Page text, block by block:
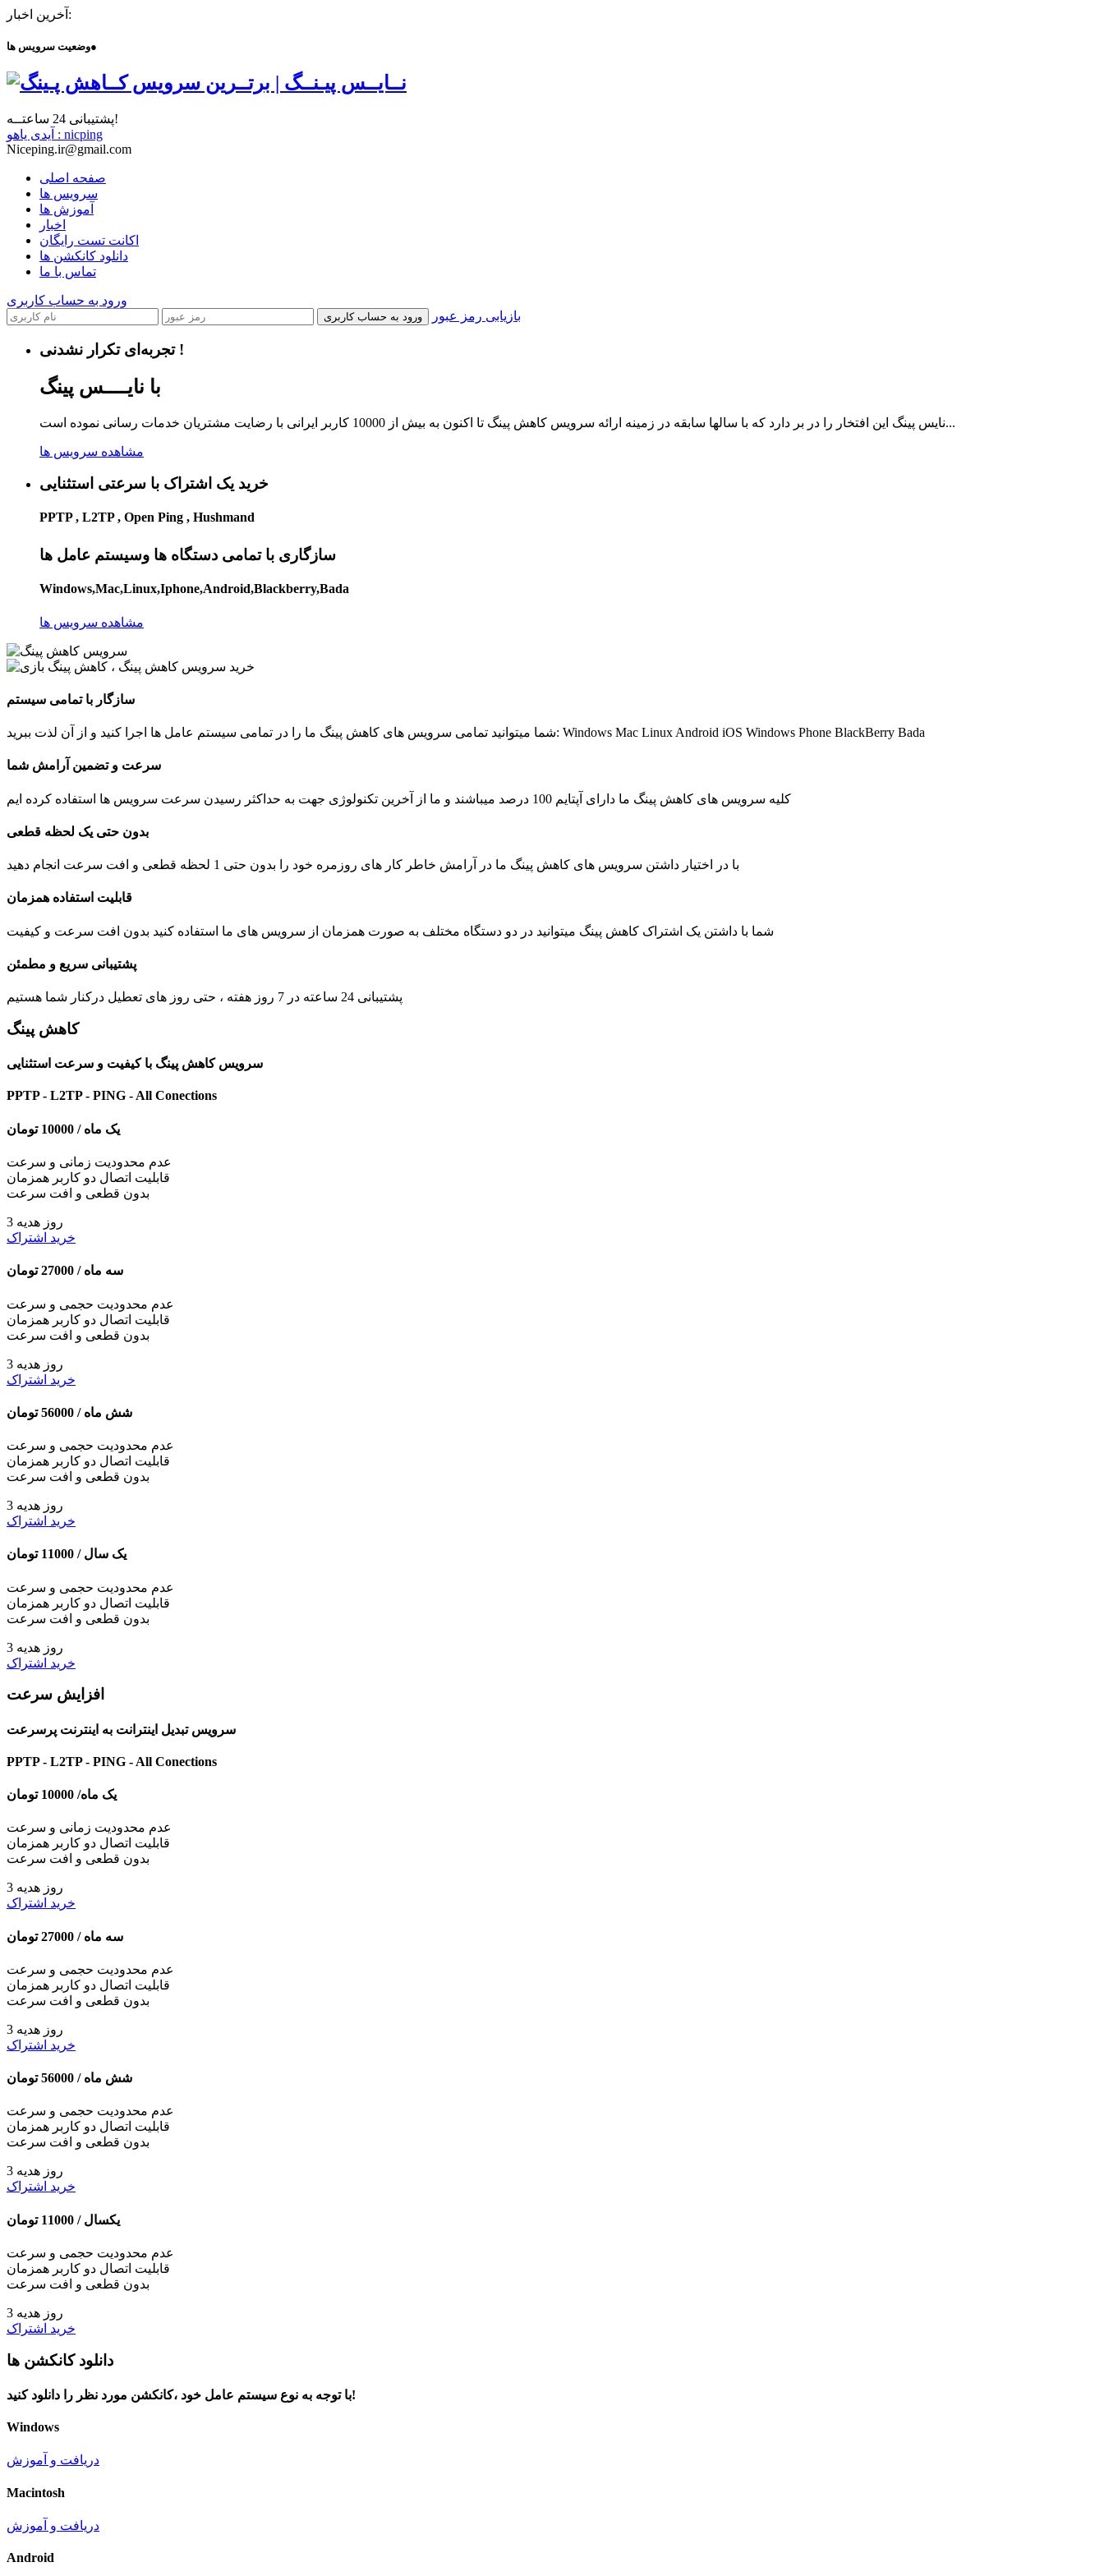
آخرین اخبار:
وضعیت سرویس ها●
پشتیبانی 24 ساعتــه!
آیدی یاهو : nicping
Niceping.ir@gmail.com
صفحه اصلی
سرویس ها
آموزش ها
اخبار
اکانت تست رایگان
دانلود کانکشن ها
تماس با ما
ورود به حساب کاربری
ورود به حساب کاربری بازیابی رمز عبور
تجربه‌ای تکرار نشدنی !
با نایــــس پینگ
نایس پینگ این افتخار را در بر دارد که با سالها سابقه در زمینه ارائه سرویس کاهش پینگ تا اکنون به بیش از 10000 کاربر ایرانی با رضایت مشتریان خدمات رسانی نموده است...
مشاهده سرویس ها
خرید یک اشتراک با سرعتی استثنایی
PPTP , L2TP , Open Ping , Hushmand
سازگاری با تمامی دستگاه ها وسیستم عامل ها
Windows,Mac,Linux,Iphone,Android,Blackberry,Bada
مشاهده سرویس ها
سازگار با تمامی سیستم
شما میتوانید تمامی سرویس های کاهش پینگ ما را در تمامی سیستم عامل ها اجرا کنید و از آن لذت ببرید: Windows Mac Linux Android iOS Windows Phone BlackBerry Bada
سرعت و تضمین آرامش شما
کلیه سرویس های کاهش پینگ ما دارای آپتایم 100 درصد میباشند و ما از آخرین تکنولوژی جهت به حداکثر رسیدن سرعت سرویس ها استفاده کرده ایم
بدون حتی یک لحظه قطعی
با در اختیار داشتن سرویس های کاهش پینگ ما در آرامش خاطر کار های روزمره خود را بدون حتی 1 لحظه قطعی و افت سرعت انجام دهید
قابلیت استفاده همزمان
شما با داشتن یک اشتراک کاهش پینگ میتوانید در دو دستگاه مختلف به صورت همزمان از سرویس های ما استفاده کنید بدون افت سرعت و کیفیت
پشتیبانی سریع و مطمئن
پشتیبانی 24 ساعته در 7 روز هفته ، حتی روز های تعطیل درکنار شما هستیم
کاهش پینگ
سرویس کاهش پینگ با کیفیت و سرعت استثنایی
PPTP - L2TP - PING - All Conections
یک ماه / 10000 تومان
عدم محدودیت زمانی و سرعت
قابلیت اتصال دو کاربر همزمان
بدون قطعی و افت سرعت
3 روز هدیه
خرید اشتراک
سه ماه / 27000 تومان
عدم محدودیت حجمی و سرعت
قابلیت اتصال دو کاربر همزمان
بدون قطعی و افت سرعت
3 روز هدیه
خرید اشتراک
شش ماه / 56000 تومان
عدم محدودیت حجمی و سرعت
قابلیت اتصال دو کاربر همزمان
بدون قطعی و افت سرعت
3 روز هدیه
خرید اشتراک
یک سال / 11000 تومان
عدم محدودیت حجمی و سرعت
قابلیت اتصال دو کاربر همزمان
بدون قطعی و افت سرعت
3 روز هدیه
خرید اشتراک
افزایش سرعت
سرویس تبدیل اینترانت به اینترنت پرسرعت
PPTP - L2TP - PING - All Conections
یک ماه/ 10000 تومان
عدم محدودیت زمانی و سرعت
قابلیت اتصال دو کاربر همزمان
بدون قطعی و افت سرعت
3 روز هدیه
خرید اشتراک
سه ماه / 27000 تومان
عدم محدودیت حجمی و سرعت
قابلیت اتصال دو کاربر همزمان
بدون قطعی و افت سرعت
3 روز هدیه
خرید اشتراک
شش ماه / 56000 تومان
عدم محدودیت حجمی و سرعت
قابلیت اتصال دو کاربر همزمان
بدون قطعی و افت سرعت
3 روز هدیه
خرید اشتراک
یکسال / 11000 تومان
عدم محدودیت حجمی و سرعت
قابلیت اتصال دو کاربر همزمان
بدون قطعی و افت سرعت
3 روز هدیه
خرید اشتراک
دانلود کانکشن ها
با توجه به نوع سیستم عامل خود ،کانکشن مورد نظر را دانلود کنید!
Windows
دریافت و آموزش
Macintosh
دریافت و آموزش
Android